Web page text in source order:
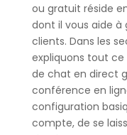
ou gratuit réside
dont il vous aide à
clients. Dans les
expliquons tout ce
de chat en direct
conférence en
configuration
compte, de se